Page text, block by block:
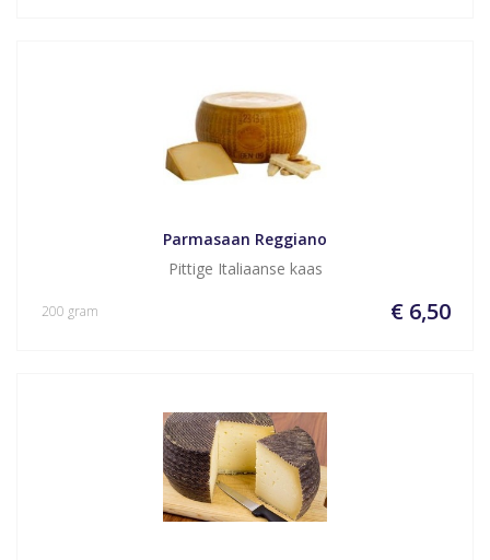
Parmasaan Reggiano
Pittige Italiaanse kaas
€ 6,50
200 gram